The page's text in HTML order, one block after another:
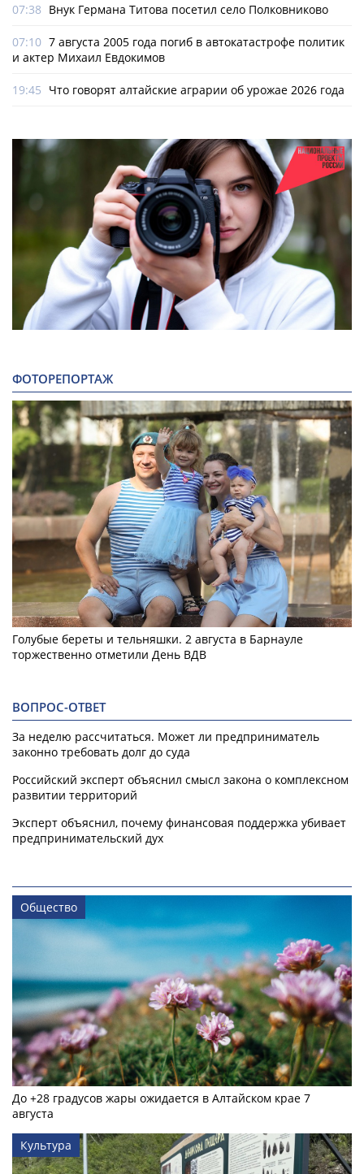
07:38 Внук Германа Титова посетил село Полковниково
07:10 7 августа 2005 года погиб в автокатастрофе политик
и актер Михаил Евдокимов
19:45 Что говорят алтайские аграрии об урожае 2026 года
ФОТОРЕПОРТАЖ
Голубые береты и тельняшки. 2 августа в Барнауле
торжественно отметили День ВДВ
ВОПРОС-ОТВЕТ
За неделю рассчитаться. Может ли предприниматель
законно требовать долг до суда
Российский эксперт объяснил смысл закона о комплексном
развитии территорий
Эксперт объяснил, почему финансовая поддержка убивает
предпринимательский дух
Общество
До +28 градусов жары ожидается в Алтайском крае 7
августа
Культура